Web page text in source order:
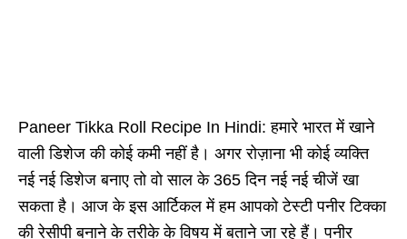
Paneer Tikka Roll Recipe In Hindi: हमारे भारत में खाने
वाली डिशेज की कोई कमी नहीं है। अगर रोज़ाना भी कोई व्यक्ति
नई नई डिशेज बनाए तो वो साल के 365 दिन नई नई चीजें खा
सकता है। आज के इस आर्टिकल में हम आपको टेस्टी पनीर टिक्का
की रेसीपी बनाने के तरीके के विषय में बताने जा रहे हैं। पनीर